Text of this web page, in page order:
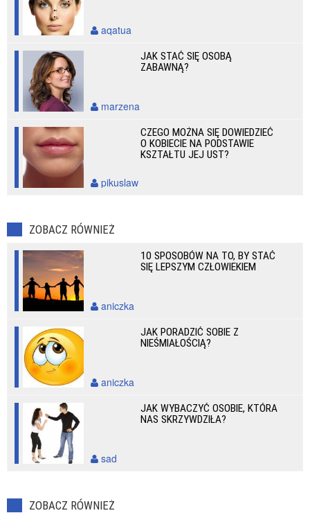
aqatua
JAK STAĆ SIĘ OSOBĄ
ZABAWNĄ?
marzena
CZEGO MOŻNA SIĘ DOWIEDZIEĆ
O KOBIECIE NA PODSTAWIE
KSZTAŁTU JEJ UST?
pikuslaw
ZOBACZ RÓWNIEŻ
10 SPOSOBÓW NA TO, BY STAĆ
SIĘ LEPSZYM CZŁOWIEKIEM
aniczka
JAK PORADZIĆ SOBIE Z
NIEŚMIAŁOŚCIĄ?
aniczka
JAK WYBACZYĆ OSOBIE, KTÓRA
NAS SKRZYWDZIŁA?
sad
ZOBACZ RÓWNIEŻ